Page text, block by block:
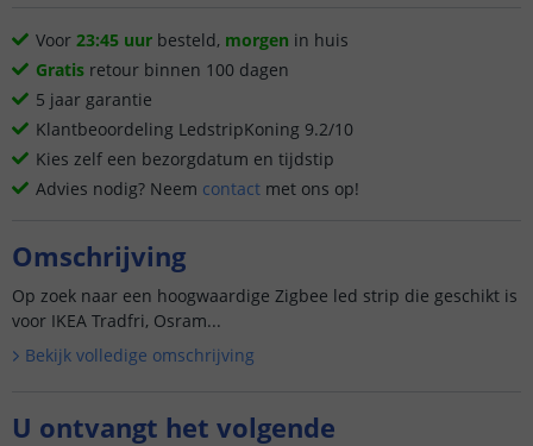
Voor 23:45 uur besteld, morgen in huis
Gratis retour binnen 100 dagen
5 jaar garantie
Klantbeoordeling LedstripKoning 9.2/10
Kies zelf een bezorgdatum en tijdstip
Advies nodig? Neem contact met ons op!
Omschrijving
Op zoek naar een hoogwaardige Zigbee led strip die geschikt is
voor IKEA Tradfri, Osram...
Bekijk volledige omschrijving
U ontvangt het volgende